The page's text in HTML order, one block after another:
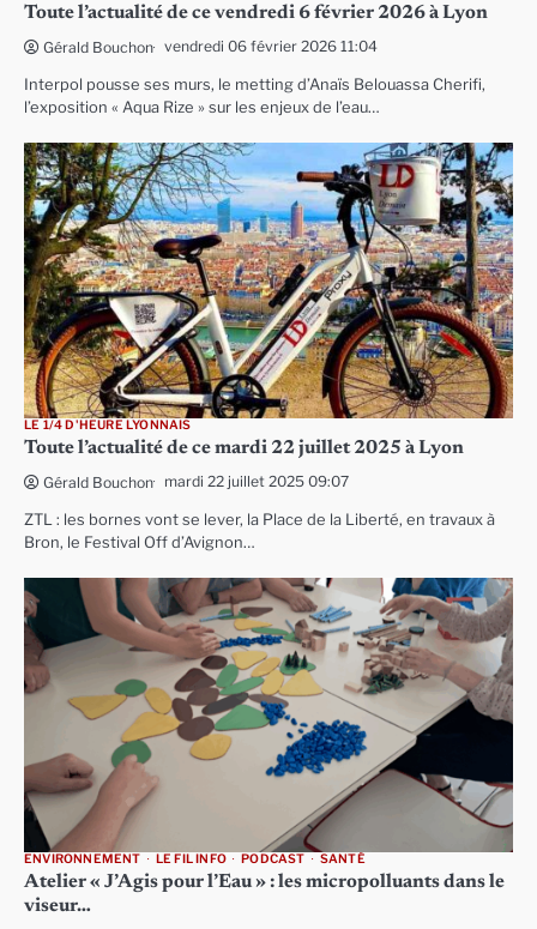
Toute l’actualité de ce vendredi 6 février 2026 à Lyon
Gérald Bouchon vendredi 06 février 2026 11:04
Interpol pousse ses murs, le metting d’Anaïs Belouassa Cherifi,
l’exposition « Aqua Rize » sur les enjeux de l’eau…
LE 1/4 D'HEURE LYONNAIS
Toute l’actualité de ce mardi 22 juillet 2025 à Lyon
Gérald Bouchon mardi 22 juillet 2025 09:07
ZTL : les bornes vont se lever, la Place de la Liberté, en travaux à
Bron, le Festival Off d’Avignon…
ENVIRONNEMENT LE FIL INFO PODCAST SANTÉ
Atelier « J’Agis pour l’Eau » : les micropolluants dans le
viseur…